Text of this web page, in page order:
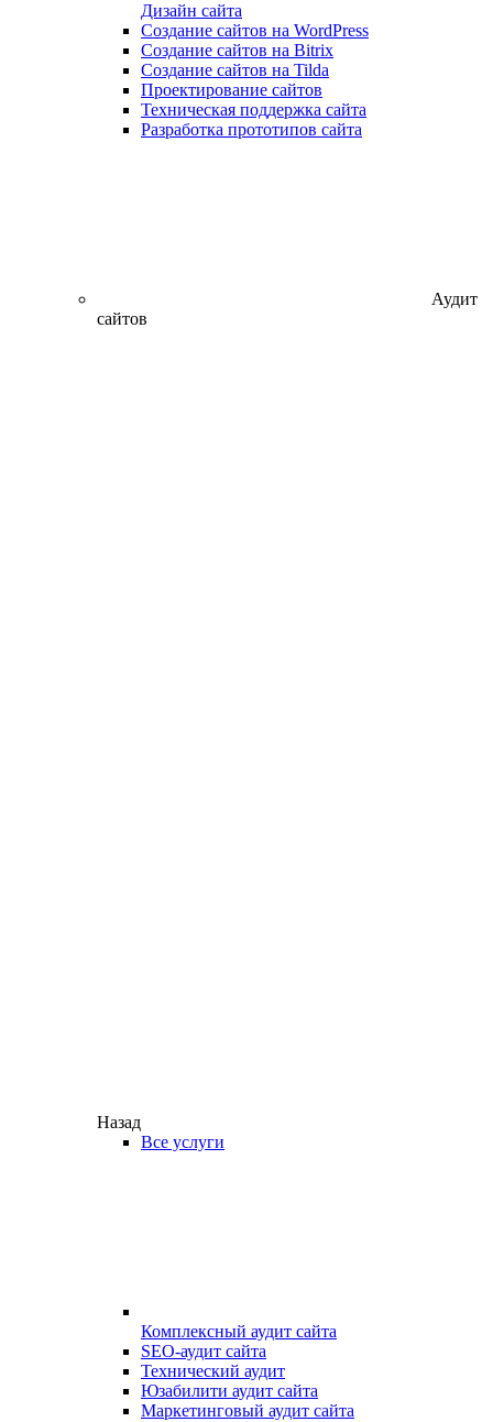
Дизайн сайта
Создание сайтов на WordPress
Создание сайтов на Bitrix
Создание сайтов на Tilda
Проектирование сайтов
Техническая поддержка сайта
Разработка прототипов сайта
Аудит
сайтов
Назад
Все услуги
Комплексный аудит сайта
SEO-аудит сайта
Технический аудит
Юзабилити аудит сайта
Маркетинговый аудит сайта